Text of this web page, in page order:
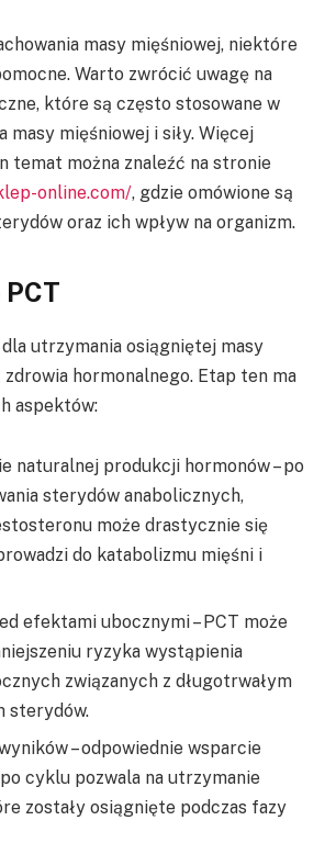
masy mięśniowej, niektóre
Warto zwrócić uwagę na
które są często stosowane w
masy mięśniowej i siły. Więcej
temat można znaleźć na stronie
online.com/, gdzie omówione są
oraz ich wpływ na organizm.
utrzymania osiągniętej masy
zdrowia hormonalnego. Etap ten ma
aspektów:
naturalnej produkcji hormonów – po
sterydów anabolicznych,
może drastycznie się
do katabolizmu mięśni i
efektami ubocznymi – PCT może
ryzyka wystąpienia
związanych z długotrwałym
sterydów.
– odpowiednie wsparcie
cyklu pozwala na utrzymanie
zostały osiągnięte podczas fazy